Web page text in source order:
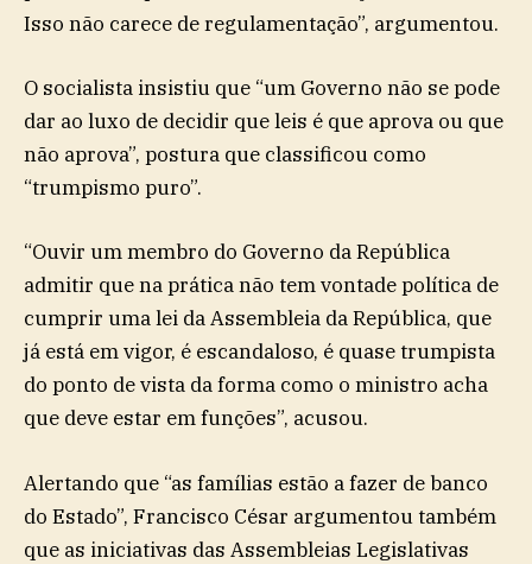
Isso não carece de regulamentação”, argumentou.
O socialista insistiu que “um Governo não se pode
dar ao luxo de decidir que leis é que aprova ou que
não aprova”, postura que classificou como
“trumpismo puro”.
“Ouvir um membro do Governo da República
admitir que na prática não tem vontade política de
cumprir uma lei da Assembleia da República, que
já está em vigor, é escandaloso, é quase trumpista
do ponto de vista da forma como o ministro acha
que deve estar em funções”, acusou.
Alertando que “as famílias estão a fazer de banco
do Estado”, Francisco César argumentou também
que as iniciativas das Assembleias Legislativas